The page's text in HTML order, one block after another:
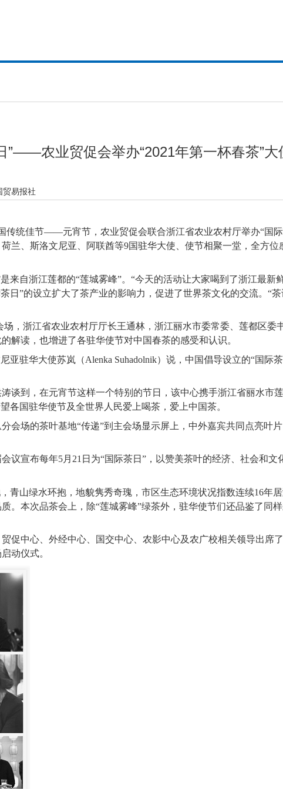
”——农业贸促会举办“2021年第一杯春茶”大
贸易报社
传统佳节——元宵节，农业贸促会联合浙江省农业农村厅举办“国际
兰、斯洛文尼亚、阿联酋等9国驻华大使、使节相聚一堂，全方位
来自浙江莲都的“莲城雾峰”。“今天的活动让大家喝到了浙江最新
日”的设立扩大了茶产业的影响力，促进了世界茶文化的交流。“
，浙江省农业农村厅厅长王通林，浙江丽水市委常委、莲都区委
解读，也增进了各驻华使节对中国春茶的感受和认识。
亚驻华大使苏岚（Alenka Suhadolnik）说，中国倡导设立的“国际
谈到，在元宵节这样一个特别的节日，该中心携手浙江省丽水市
各国驻华使节及全世界人民爱上喝茶，爱上中国茶。
会场的茶叶基地“传递”到主会场显示屏上，中外嘉宾共同点亮叶
议宣布每年5月21日为“国际茶日”，以赞美茶叶的经济、社会和
青山绿水环抱，地貌隽秀奇瑰，市区生态环境状况指数连续16年
。本次品茶会上，除“莲城雾峰”绿茶外，驻华使节们还品鉴了同
促中心、外经中心、国交中心、农影中心及农广校相关领导出席
动仪式。